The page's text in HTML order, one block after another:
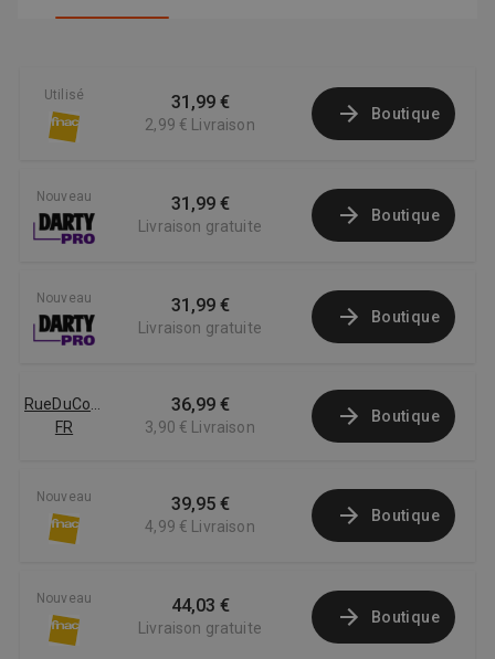
Utilisé 31,99 €
2,99 € Livraison
Boutique
Nouveau 31,99 €
Livraison gratuite
Boutique
Nouveau 31,99 €
Livraison gratuite
Boutique
RueDuCommerce
FR
36,99 €
3,90 € Livraison
Boutique
Nouveau 39,95 €
4,99 € Livraison
Boutique
Nouveau 44,03 €
Livraison gratuite
Boutique